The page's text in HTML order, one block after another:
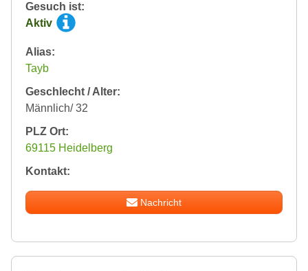
Gesuch ist:
Aktiv
Alias:
Tayb
Geschlecht / Alter:
Männlich/ 32
PLZ Ort:
69115 Heidelberg
Kontakt:
Nachricht